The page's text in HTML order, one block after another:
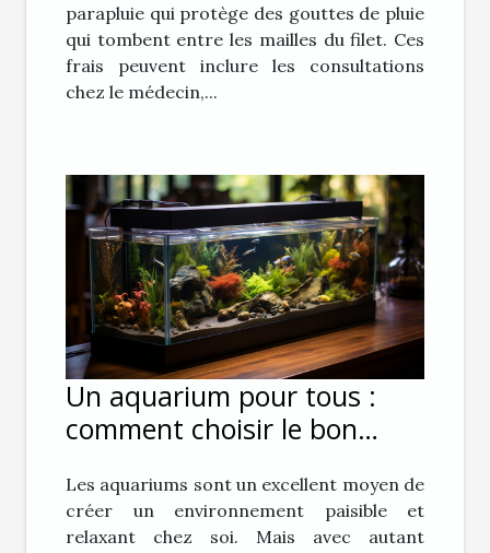
parapluie qui protège des gouttes de pluie
qui tombent entre les mailles du filet. Ces
frais peuvent inclure les consultations
chez le médecin,...
Un aquarium pour tous :
comment choisir le bon
Les aquariums sont un excellent moyen de
créer un environnement paisible et
relaxant chez soi. Mais avec autant